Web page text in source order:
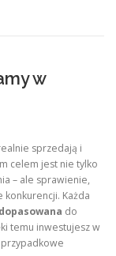
w
sprzedają i
celem jest nie tylko
– ale sprawienie,
konkurencji. Każda
do
temu inwestujesz w
przypadkowe